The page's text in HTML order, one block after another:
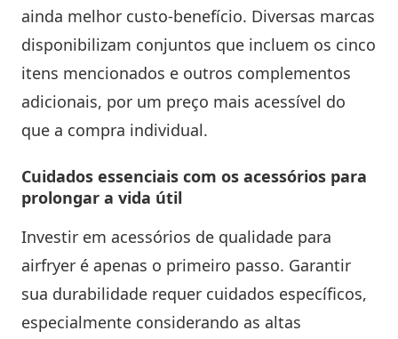
ainda melhor custo-benefício. Diversas marcas
disponibilizam conjuntos que incluem os cinco
itens mencionados e outros complementos
adicionais, por um preço mais acessível do
que a compra individual.
Cuidados essenciais com os acessórios para
prolongar a vida útil
Investir em acessórios de qualidade para
airfryer é apenas o primeiro passo. Garantir
sua durabilidade requer cuidados específicos,
especialmente considerando as altas